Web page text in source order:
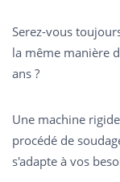
Serez-vous
la même manière
ans ?
Une machine
procédé de
s'adapte à vos